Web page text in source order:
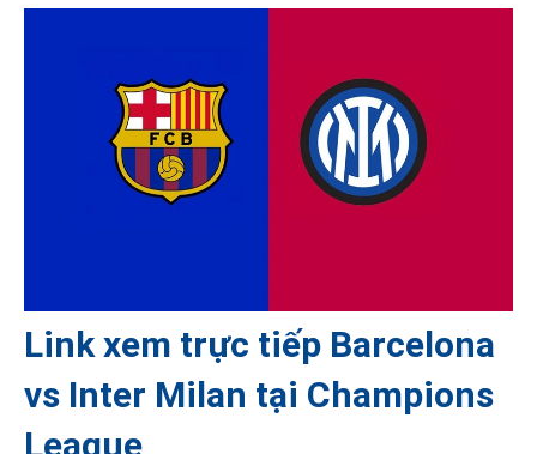
Link xem trực tiếp Barcelona
vs Inter Milan tại Champions
League